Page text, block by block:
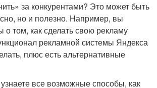
за конкурентами? Это может быть
но и полезно. Например, вы
о том, как сделать свою рекламу
рекламной системы Яндекса
плюс есть альтернативные
все возможные способы, как